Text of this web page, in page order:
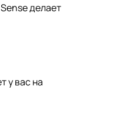
делает
у вас на